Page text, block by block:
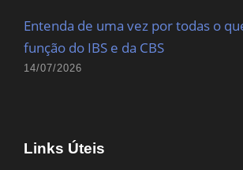
Entenda de uma vez por todas o
função do IBS e da CBS
14/07/2026
Links Úteis